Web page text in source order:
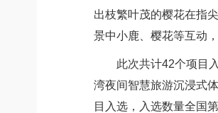
出枝繁叶茂的樱花在指
景中小鹿、樱花等互动
此次共计42个项目入
湾夜间智慧旅游沉浸式
目入选，入选数量全国